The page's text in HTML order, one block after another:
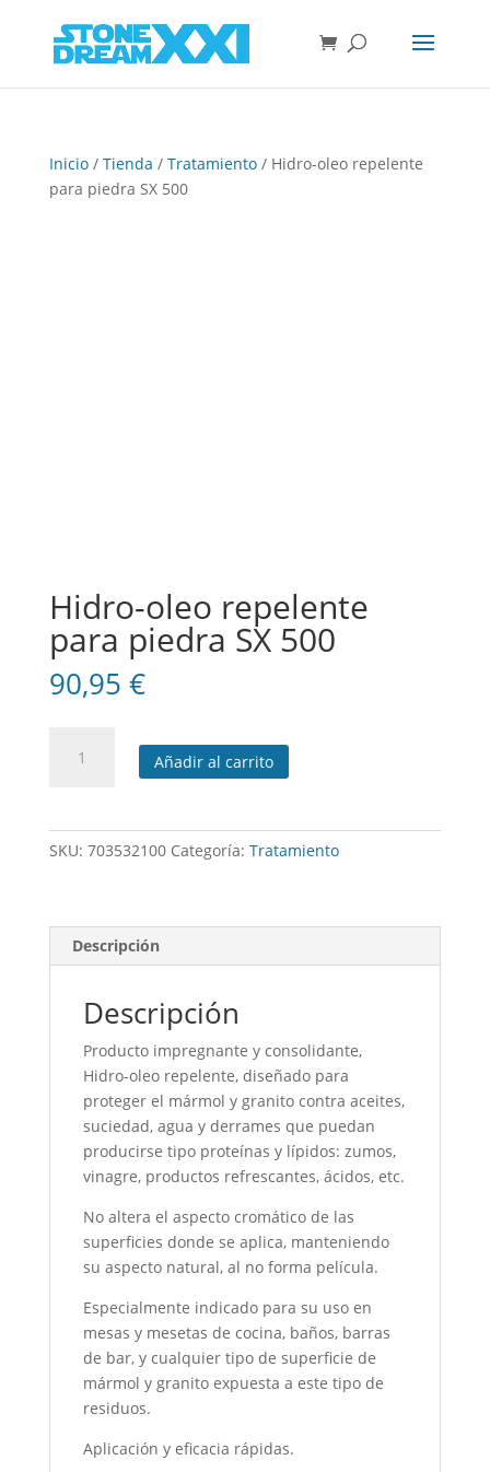
Inicio/ Tienda / Tratamiento/ Hidro-oleo repelente
para piedra SX 500
Hidro-oleo repelente
para piedra SX 500
90,95 €
Añadir al carrito
SKU: 703532100 Categoría: Tratamiento
Descripción
Descripción
Producto impregnante y consolidante,
Hidro-oleo repelente, diseñado para
proteger el mármol y granito contra aceites,
suciedad, agua y derrames que puedan
producirse tipo proteínas y lípidos: zumos,
vinagre, productos refrescantes, ácidos, etc.
No altera el aspecto cromático de las
superficies donde se aplica, manteniendo
su aspecto natural, al no forma película.
Especialmente indicado para su uso en
mesas y mesetas de cocina, baños, barras
de bar, y cualquier tipo de superficie de
mármol y granito expuesta a este tipo de
residuos.
Aplicación y eficacia rápidas.